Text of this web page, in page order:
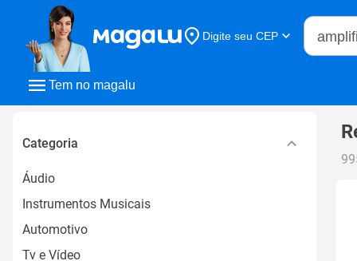
Tem no magalu
Digite seu CEP
Buscar
Categoria
Áudio
Instrumentos Musicais
Automotivo
Tv e Vídeo